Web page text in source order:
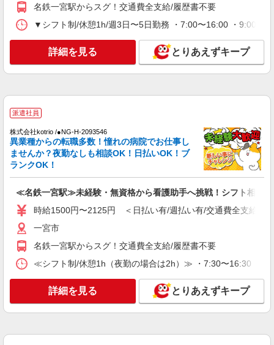
キープ 詳細を見る
派遣社員
（株）ウィルオブ・ワークCW 名古屋支店/ms230101
看護助手
愛知県一宮市一宮駅周辺
詳細を見る
派遣社員
株式会社kotrio /●NG-H-2030017
名鉄一宮駅｜看護師さんのサポートスタッフ募
集♪医療行為なし
時給1500円〜2125円 ＜日払い有/週払い有/交
キープ 詳細を見る
（株）ウィルオブ・ワークCW 名古屋支店/ms230101
病院内の補助staff
名鉄一宮駅からスグ！交通費全支給/履歴書不要
▼シフト制/休憩1h/週3日〜5日勤務 ・7:00〜16:00 ・9:00〜
詳細を見る とりあえずキープ
派遣社員
株式会社kotrio /●NG-H-2093546
異業種からの転職多数！憧れの病院でお仕事し
ませんか？夜勤なしも相談OK！日払いOK！ブ
ランクOK！
≪名鉄一宮駅≫未経験・無資格から看護助手へ挑戦！シフト相談
時給1500円〜2125円 ＜日払い有/週払い有/交通費全支給(ガ
一宮市
名鉄一宮駅からスグ！交通費全支給/履歴書不要
≪シフト制/休憩1h（夜勤の場合は2h）≫ ・7:30〜16:30 ・
詳細を見る とりあえずキープ